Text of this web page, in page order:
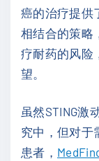
癌的治疗提供
相结合的策略
疗耐药的风险
望。
虽然STING激
究中，但对于
患者，